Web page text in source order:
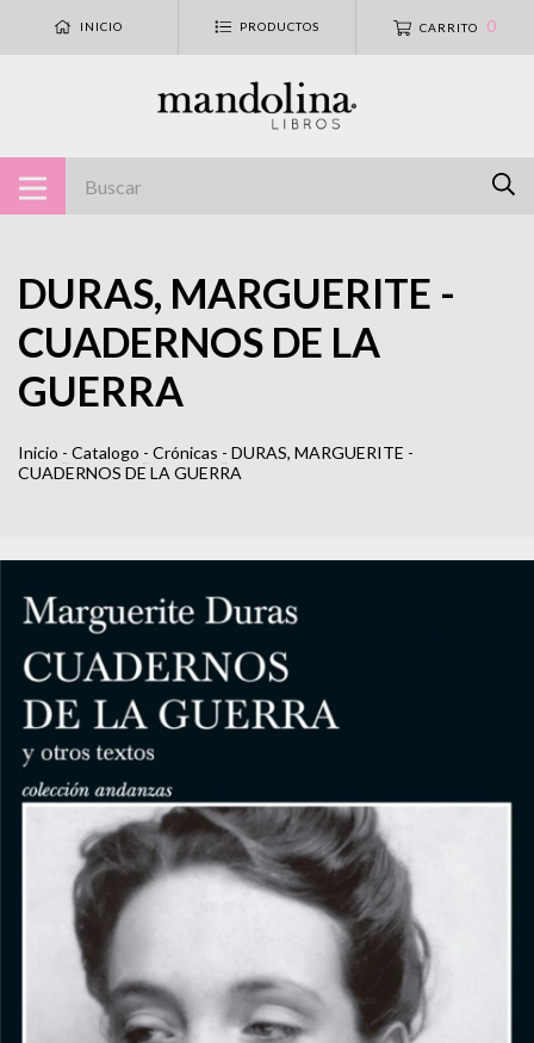
INICIO PRODUCTOS CARRITO 0
DURAS, MARGUERITE -
CUADERNOS DE LA
GUERRA
Inicio - Catalogo - Crónicas - DURAS, MARGUERITE -
CUADERNOS DE LA GUERRA